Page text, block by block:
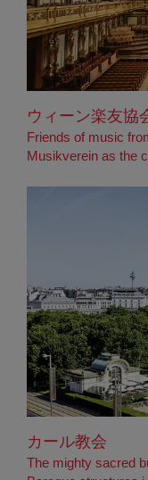
ウィーン楽友協
Friends of music
Musikverein as the
カール教会
The mighty sacred